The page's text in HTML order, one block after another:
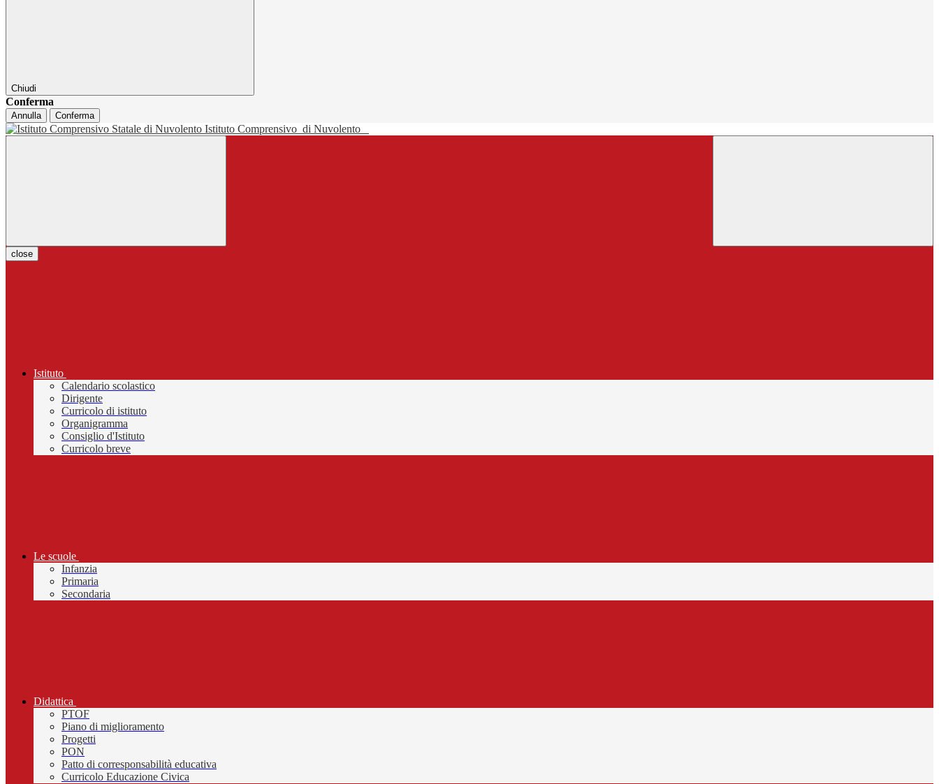
Chiudi
Conferma
Annulla Conferma
Istituto Comprensivo di Nuvolento
close
Istituto
Calendario scolastico
Dirigente
Curricolo di istituto
Organigramma
Consiglio d'Istituto
Curricolo breve
Le scuole
Infanzia
Primaria
Secondaria
Didattica
PTOF
Piano di miglioramento
Progetti
PON
Patto di corresponsabilità educativa
Curricolo Educazione Civica